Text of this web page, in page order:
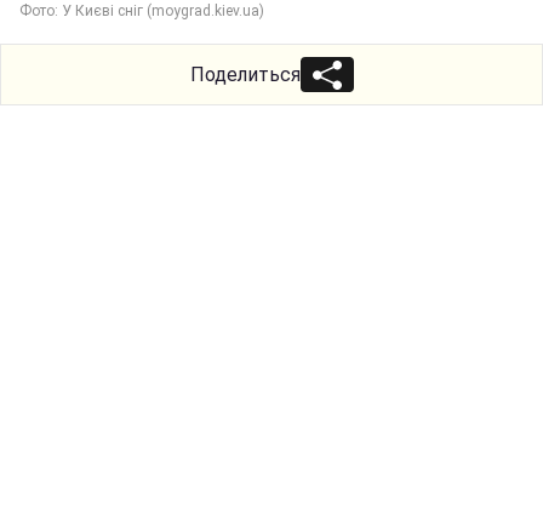
Фото: У Києві сніг (moygrad.kiev.ua)
Поделиться